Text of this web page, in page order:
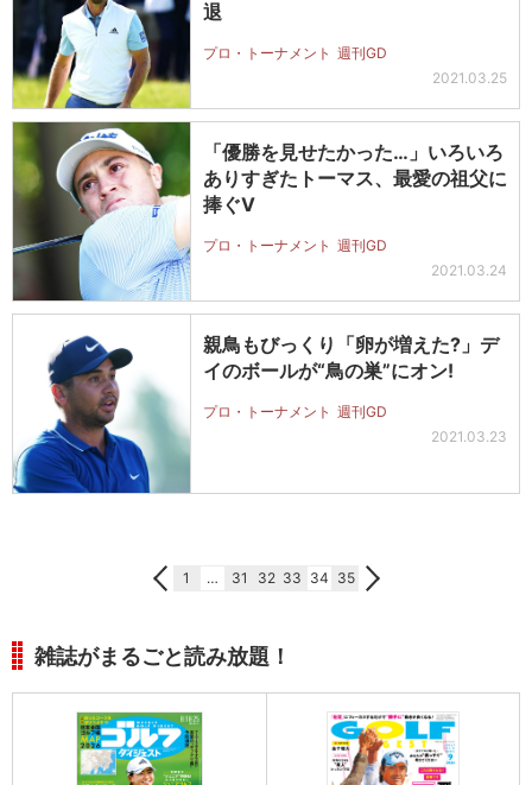
退
プロ・トーナメント 週刊GD
2021.03.25
「優勝を見せたかった…」いろいろ
ありすぎたトーマス、最愛の祖父に
捧ぐV
プロ・トーナメント 週刊GD
2021.03.24
親鳥もびっくり「卵が増えた?」デ
イのボールが“鳥の巣”にオン!
プロ・トーナメント 週刊GD
2021.03.23
1 … 31 32 33 34 35
雑誌がまるごと読み放題！